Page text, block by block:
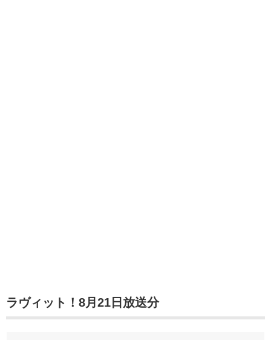
ラヴィット！8月21日放送分